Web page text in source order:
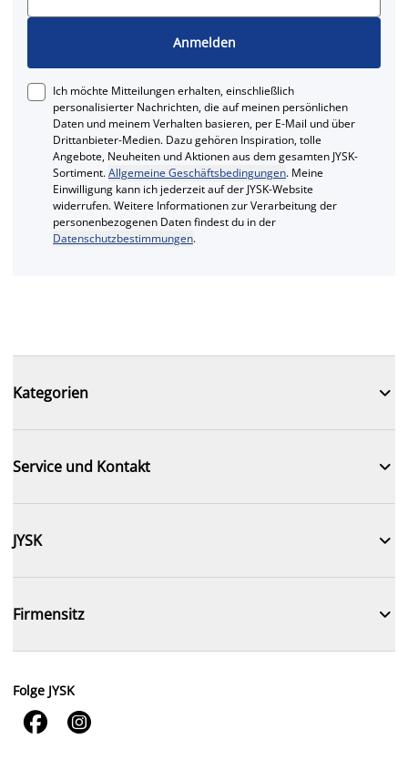
Anmelden
Ich möchte Mitteilungen erhalten, einschließlich
personalisierter Nachrichten, die auf meinen persönlichen
Daten und meinem Verhalten basieren, per E-Mail und über
Drittanbieter-Medien. Dazu gehören Inspiration, tolle
Angebote, Neuheiten und Aktionen aus dem gesamten JYSK-
Sortiment.Allgemeine Geschäftsbedingungen. Meine
Einwilligung kann ich jederzeit auf der JYSK-Website
widerrufen. Weitere Informationen zur Verarbeitung der
personenbezogenen Daten findest du in der
Datenschutzbestimmungen.
Kategorien 
Service und Kontakt 
JYSK 
Firmensitz 
Folge JYSK
 